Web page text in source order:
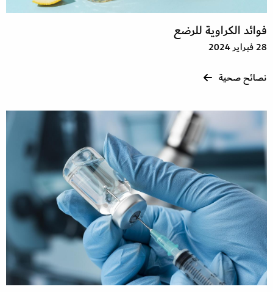
فوائد الكراوية للرضع
28 فبراير 2024
نصائح صحية